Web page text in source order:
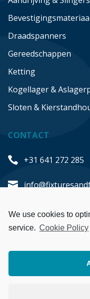
Draadspanners
Gereedschappen
Ketting
Kogellager &
Sloten &
CONTACT
+31 641 272 285
Honderdland 548
2676 LT Maasdijk
The Netherlands
We use cookies to
service. Cookie Policy